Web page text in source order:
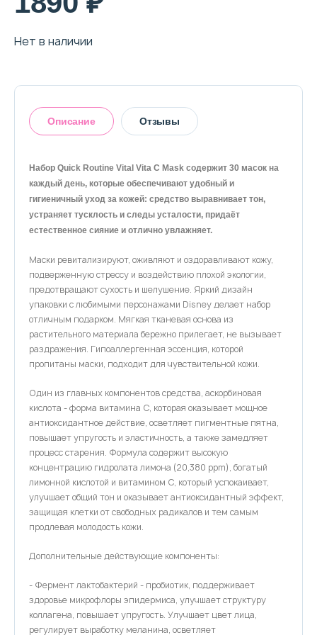
Доставка и оплата
Контактная информация
Телефон Whats’APP Telegram
Нет в наличии
Описание Отзывы
Набор Quick Routine Vital Vita C Mask содержит 30 масок на
каждый день, которые обеспечивают удобный и
гигиеничный уход за кожей: средство выравнивает тон,
устраняет тусклость и следы усталости, придаёт
естественное сияние и отлично увлажняет.
Маски ревитализируют, оживляют и оздоравливают кожу,
подверженную стрессу и воздействию плохой экологии,
предотвращают сухость и шелушение. Яркий дизайн
упаковки с любимыми персонажами Disney делает набор
отличным подарком. Мягкая тканевая основа из
растительного материала бережно прилегает, не вызывает
раздражения. Гипоаллергенная эссенция, которой
пропитаны маски, подходит для чувствительной кожи.
Один из главных компонентов средства, аскорбиновая
кислота - форма витамина C, которая оказывает мощное
антиоксидантное действие, осветляет пигментные пятна,
повышает упругость и эластичность, а также замедляет
процесс старения. Формула содержит высокую
концентрацию гидролата лимона (20,380 ppm), богатый
лимонной кислотой и витамином С, который успокаивает,
улучшает общий тон и оказывает антиоксидантный эффект,
защищая клетки от свободных радикалов и тем самым
продлевая молодость кожи.
Дополнительные действующие компоненты:
- Фермент лактобактерий - пробиотик, поддерживает
здоровье микрофлоры эпидермиса, улучшает структуру
коллагена, повышает упругость. Улучшает цвет лица,
регулирует выработку меланина, осветляет
Оставить отзыв